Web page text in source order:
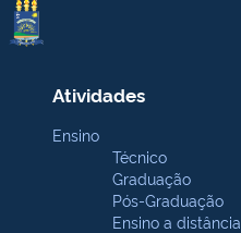
Atividades
Ensino
Técnico
Graduação
Pós-Graduação
Ensino a distância